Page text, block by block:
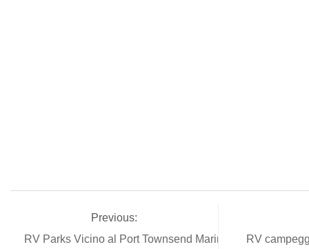
Previous:
RV Parks Vicino al Port Townsend Marina
RV